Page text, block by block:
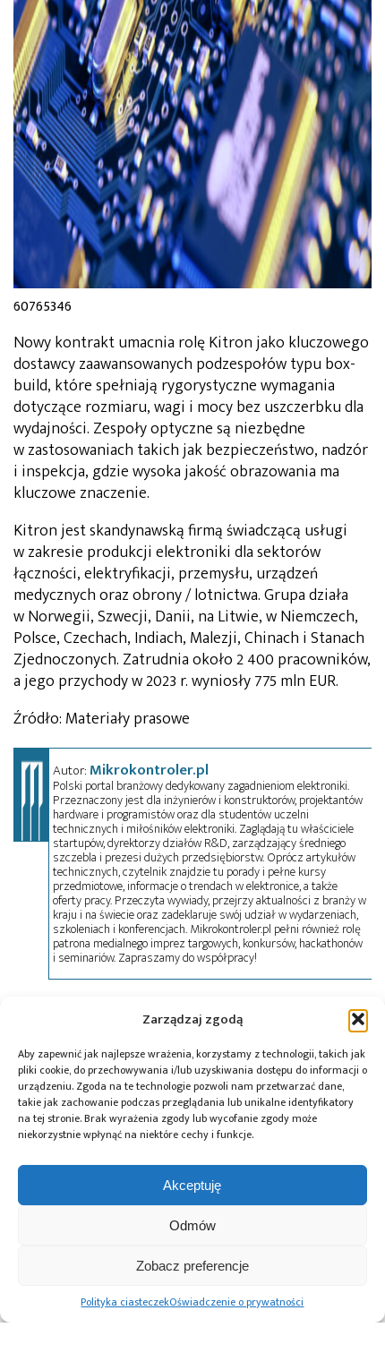
Zarządzaj zgodą
Aby zapewnić jak najlepsze wrażenia, korzystamy z technologii, takich jak
pliki cookie, do przechowywania i/lub uzyskiwania dostępu do informacji o
urządzeniu. Zgoda na te technologie pozwoli nam przetwarzać dane,
takie jak zachowanie podczas przeglądania lub unikalne identyfikatory
na tej stronie. Brak wyrażenia zgody lub wycofanie zgody może
niekorzystnie wpłynąć na niektóre cechy i funkcje.
Akceptuję
Odmów
Zobacz preferencje
Polityka ciasteczekOświadczenie o prywatności
60765346
Nowy kontrakt umacnia rolę Kitron jako kluczowego
dostawcy zaawansowanych podzespołów typu box-
build, które spełniają rygorystyczne wymagania
dotyczące rozmiaru, wagi i mocy bez uszczerbku dla
wydajności. Zespoły optyczne są niezbędne
w zastosowaniach takich jak bezpieczeństwo, nadzór
i inspekcja, gdzie wysoka jakość obrazowania ma
kluczowe znaczenie.
Kitron jest skandynawską firmą świadczącą usługi
w zakresie produkcji elektroniki dla sektorów
łączności, elektryfikacji, przemysłu, urządzeń
medycznych oraz obrony / lotnictwa. Grupa działa
w Norwegii, Szwecji, Danii, na Litwie, w Niemczech,
Polsce, Czechach, Indiach, Malezji, Chinach i Stanach
Zjednoczonych. Zatrudnia około 2 400 pracowników,
a jego przychody w 2023 r. wyniosły 775 mln EUR.
Źródło: Materiały prasowe
Autor:Mikrokontroler.pl
Polski portal branżowy dedykowany zagadnieniom elektroniki.
Przeznaczony jest dla inżynierów i konstruktorów, projektantów
hardware i programistów oraz dla studentów uczelni
technicznych i miłośników elektroniki. Zaglądają tu właściciele
startupów, dyrektorzy działów R&D, zarządzający średniego
szczebla i prezesi dużych przedsiębiorstw. Oprócz artykułów
technicznych, czytelnik znajdzie tu porady i pełne kursy
przedmiotowe, informacje o trendach w elektronice, a także
oferty pracy. Przeczyta wywiady, przejrzy aktualności z branży w
kraju i na świecie oraz zadeklaruje swój udział w wydarzeniach,
szkoleniach i konferencjach. Mikrokontroler.pl pełni również rolę
patrona medialnego imprez targowych, konkursów, hackathonów
i seminariów. Zapraszamy do współpracy!
elektronika,Kitron,podzespoły zespoły
Przeczytaj również:
według
Kamińskiego
w projekt
zobrazowań Ziemi